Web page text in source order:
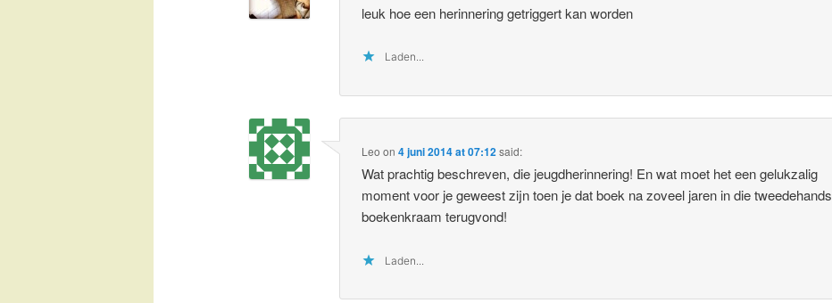
leuk hoe een herinnering getriggert kan worden
Laden...
Leo on4 juni 2014 at 07:12said:
Wat prachtig beschreven, die jeugdherinnering! En wat moet het een gelukzalig
moment voor je geweest zijn toen je dat boek na zoveel jaren in die tweedehands
boekenkraam terugvond!
Laden...